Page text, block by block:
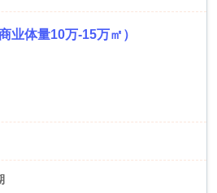
业体量10万-15万㎡）